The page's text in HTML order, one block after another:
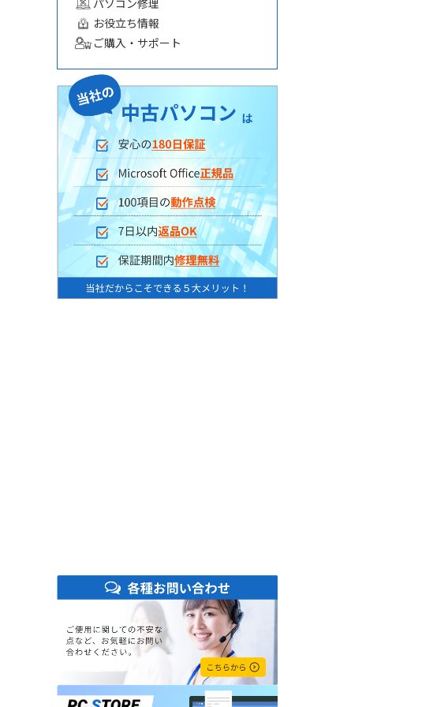
パソコン修理
お役立ち情報
ご購入・サポート